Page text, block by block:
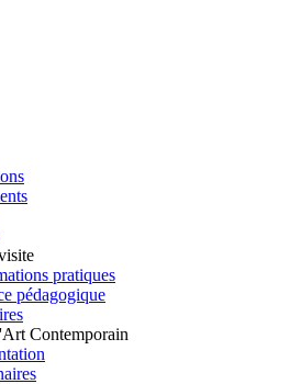
pratiques
pédagogique
Contemporain